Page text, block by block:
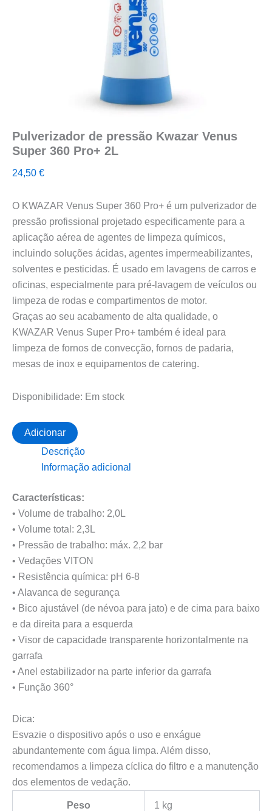
Pulverizador de pressão Kwazar Venus
Super 360 Pro+ 2L
24,50 €
O KWAZAR Venus Super 360 Pro+ é um pulverizador de
pressão profissional projetado especificamente para a
aplicação aérea de agentes de limpeza químicos,
incluindo soluções ácidas, agentes impermeabilizantes,
solventes e pesticidas. É usado em lavagens de carros e
oficinas, especialmente para pré-lavagem de veículos ou
limpeza de rodas e compartimentos de motor.
Graças ao seu acabamento de alta qualidade, o
KWAZAR Venus Super Pro+ também é ideal para
limpeza de fornos de convecção, fornos de padaria,
mesas de inox e equipamentos de catering.
Disponibilidade: Em stock
Quantidade
de
Pulverizador
Venus
Super
360
2L
Adicionar
Descrição
Informação adicional
Características:
• Volume de trabalho: 2,0L
• Volume total: 2,3L
• Pressão de trabalho: máx. 2,2 bar
• Vedações VITON
• Resistência química: pH 6-8
• Alavanca de segurança
• Bico ajustável (de névoa para jato) e de cima para baixo
e da direita para a esquerda
• Visor de capacidade transparente horizontalmente na
garrafa
• Anel estabilizador na parte inferior da garrafa
• Função 360°
Dica:
Esvazie o dispositivo após o uso e enxágue
abundantemente com água limpa. Além disso,
recomendamos a limpeza cíclica do filtro e a manutenção
dos elementos de vedação.
Peso 1 kg